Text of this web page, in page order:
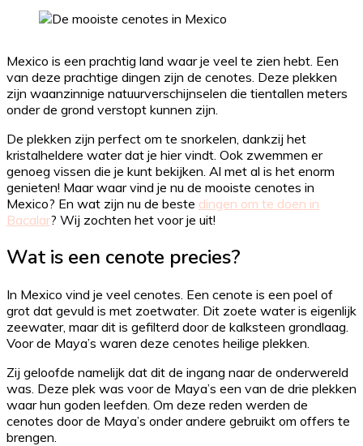
Mexico is een prachtig land waar je veel te zien hebt. Een
van deze prachtige dingen zijn de cenotes. Deze plekken
zijn waanzinnige natuurverschijnselen die tientallen meters
onder de grond verstopt kunnen zijn.
De plekken zijn perfect om te snorkelen, dankzij het
kristalheldere water dat je hier vindt. Ook zwemmen er
genoeg vissen die je kunt bekijken. Al met al is het enorm
genieten! Maar waar vind je nu de mooiste cenotes in
Mexico? En wat zijn nu de beste dingen om te doen in
Bacalar? Wij zochten het voor je uit!
Wat is een cenote precies?
In Mexico vind je veel cenotes. Een cenote is een poel of
grot dat gevuld is met zoetwater. Dit zoete water is eigenlijk
zeewater, maar dit is gefilterd door de kalksteen grondlaag.
Voor de Maya’s waren deze cenotes heilige plekken.
Zij geloofde namelijk dat dit de ingang naar de onderwereld
was. Deze plek was voor de Maya’s een van de drie plekken
waar hun goden leefden. Om deze reden werden de
cenotes door de Maya’s onder andere gebruikt om offers te
brengen.